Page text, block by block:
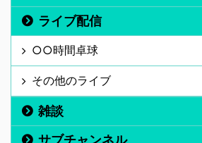
ライブ配信
○○時間卓球
その他のライブ
雑談
サブチャンネル